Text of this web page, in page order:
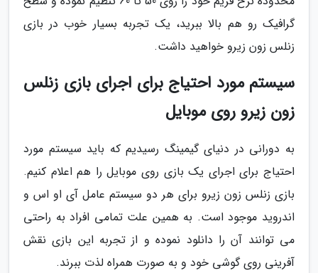
گرافیک رو هم بالا ببرید، یک تجربه بسیار خوب در بازی
زنلس زون زیرو خواهید داشت.
سیستم مورد احتیاج برای اجرای بازی زنلس
زون زیرو روی موبایل
به دورانی در دنیای گیمینگ رسیدیم که باید سیستم مورد
احتیاج برای اجرای یک بازی روی موبایل را هم اعلام کنیم.
بازی زنلس زون زیرو برای هر دو سیستم عامل آی او اس و
اندروید موجود است. به همین علت تمامی افراد به راحتی
می توانند آن را دانلود نموده و از تجربه این بازی نقش
آفرینی روی گوشی خود و به صورت همراه لذت ببرند.